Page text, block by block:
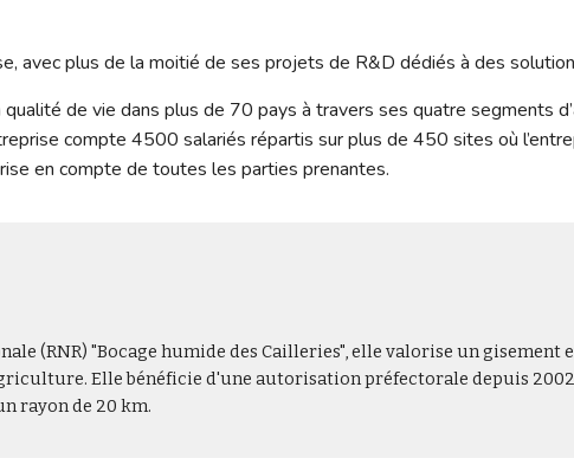
avec plus de la moitié de ses projets de R&D dédiés à des
de vie dans plus de 70 pays à travers ses quatre segments
compte 4500 salariés répartis sur plus de 450 sites où
en compte de toutes les parties prenantes.
(RNR) "Bocage humide des Cailleries", elle valorise un gisement
Elle bénéficie d'une autorisation préfectorale depuis
rayon de 20 km.